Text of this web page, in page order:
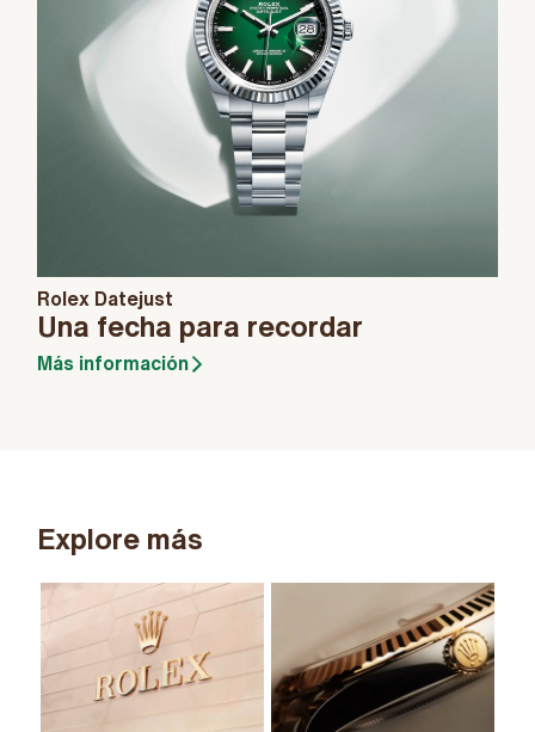
Rolex Datejust
Una fecha para recordar
Más información
Explore más